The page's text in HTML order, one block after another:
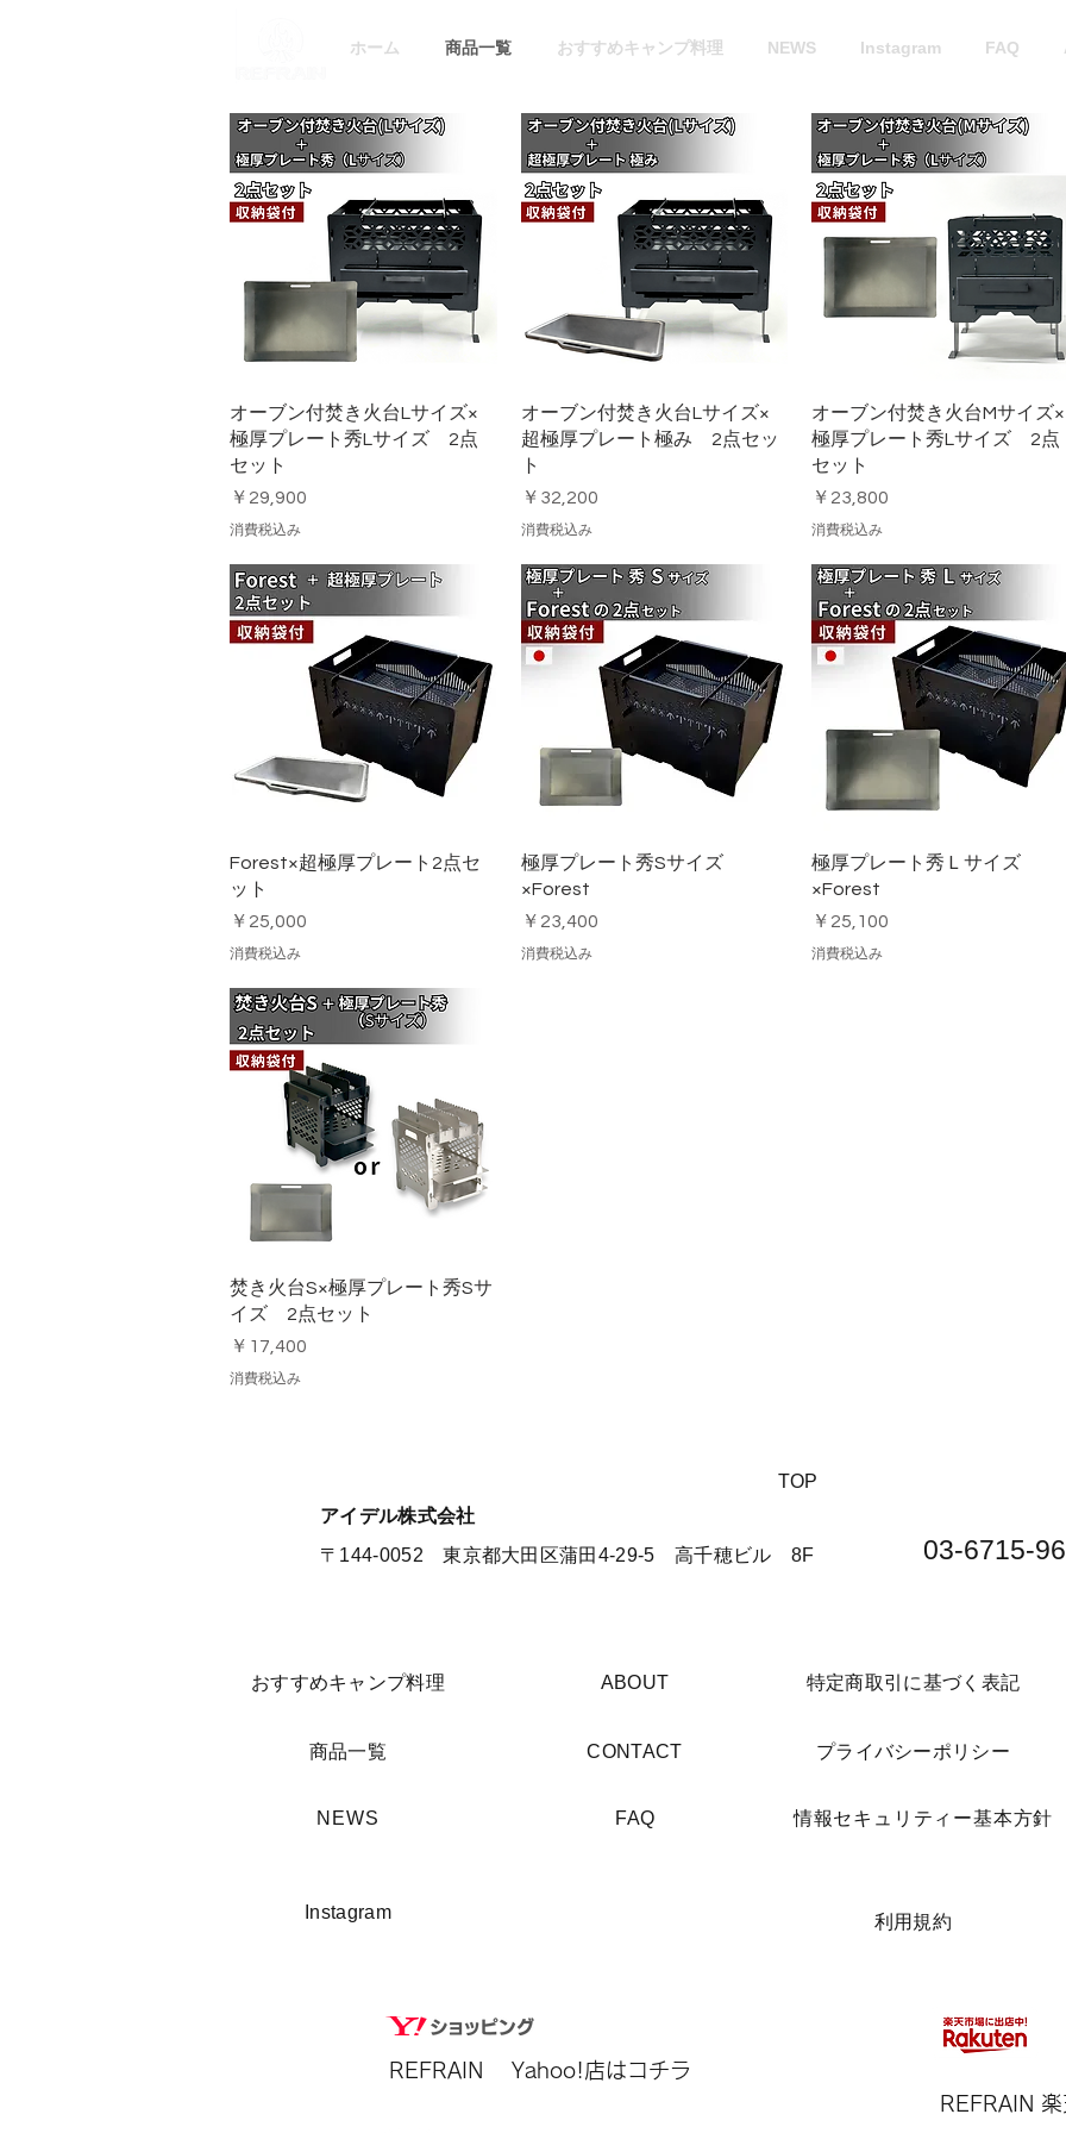
ホーム 商品一覧 おすすめキャンプ料理 NEWS Instagram FAQ
クイックビュー
オーブン付焚き火台Lサイズ×
極厚プレート秀Lサイズ 2点
セット
価格
￥29,900
消費税込み
クイックビュー
オーブン付焚き火台Lサイズ×
超極厚プレート極み 2点セッ
ト
価格
￥32,200
消費税込み
クイックビュー
オーブン付焚き火台Mサイズ×
極厚プレート秀Lサイズ 2点
セット
価格
￥23,800
消費税込み
クイックビュー
Forest×超極厚プレート2点セ
ット
価格
￥25,000
消費税込み
クイックビュー
極厚プレート秀Sサイズ
×Forest
価格
￥23,400
消費税込み
クイックビュー
極厚プレート秀Ｌサイズ
×Forest
価格
￥25,100
消費税込み
クイックビュー
焚き火台S×極厚プレート秀Sサ
イズ 2点セット
価格
￥17,400
消費税込み
​TOP
​アイデル株式会社
​​〒144-0052 東京都大田区蒲田4-29-5 高千穂ビル 8F​
03-6715-
​おすすめキャンプ料理
​商品一覧
​NEWS
​ABOUT
​CONTACT
​FAQ
​特定商取引に基づく表記
​プライバシーポリシー
​情報セキュリティー基本方針
​Instagram ​利用規約
REFRAIN​ Yahoo!店はコチラ
REFRAIN​